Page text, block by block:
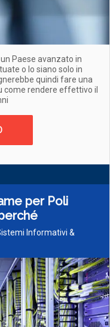
Paese avanzato in
o lo siano solo in
quindi fare una
come rendere effettivo il
per Poli
Informativi &